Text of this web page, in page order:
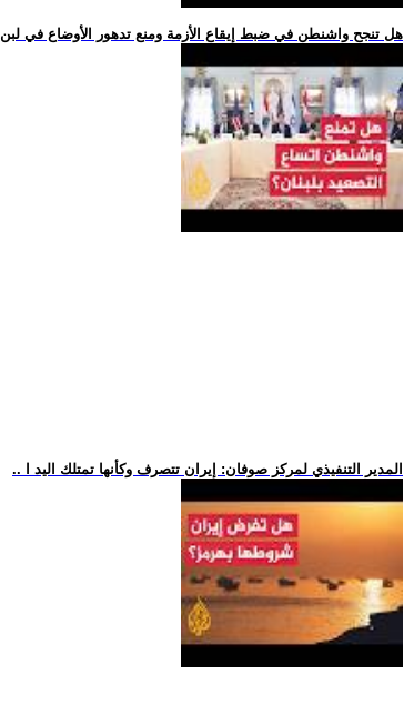
.. هل تنجح واشنطن في ضبط إيقاع الأزمة ومنع تدهور الأوضاع في لبن
.. المدير التنفيذي لمركز صوفان: إيران تتصرف وكأنها تمتلك اليد ا